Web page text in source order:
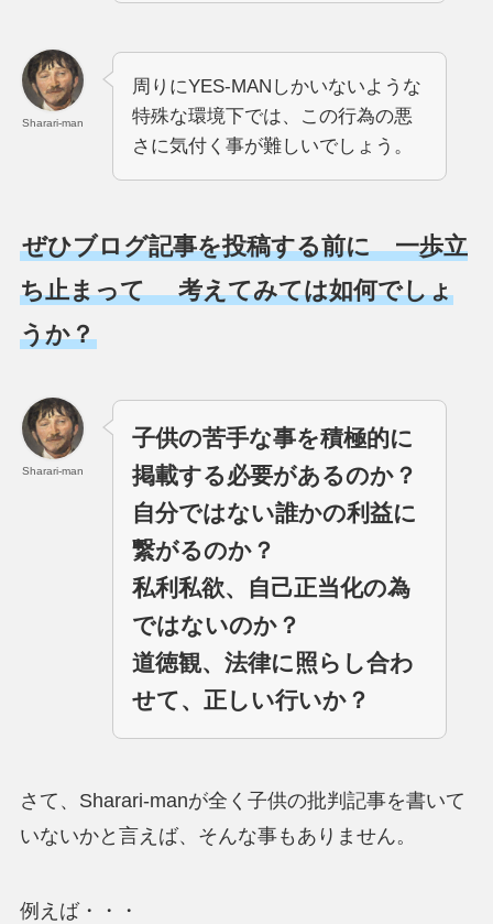
Sharari-man
周りにYES-MANしかいないような
特殊な環境下では、この行為の悪
さに気付く事が難しいでしょう。
ぜひブログ記事を投稿する前に 一歩立
ち止まって
考えてみては如何でしょ
うか？
Sharari-man
子供の苦手な事を積極的に
掲載する必要があるのか？
自分ではない誰かの利益に
繋がるのか？
私利私欲、自己正当化の為
ではないのか？
道徳観、法律に照らし合わ
せて、正しい行いか？
さて、Sharari-manが全く子供の批判記事を書いて
いないかと言えば、そんな事もありません。
例えば・・・